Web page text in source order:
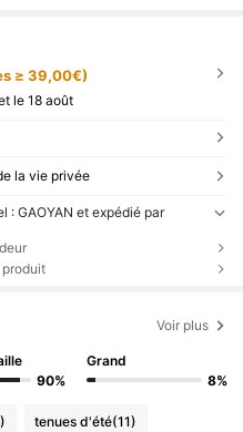
≥ 39,00€)
le 18 août
la vie privée
: GAOYAN et expédié par
Voir plus
90%
Grand
8%
tenues d'été(11)